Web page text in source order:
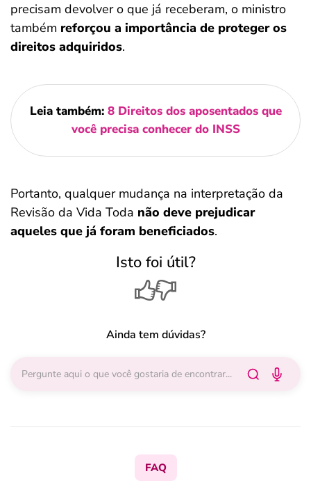
precisam devolver o que já receberam, o ministro
também reforçou a importância de proteger os
direitos adquiridos.
Leia também: 8 Direitos dos aposentados que
você precisa conhecer do INSS
Portanto, qualquer mudança na interpretação da
Revisão da Vida Toda não deve prejudicar
aqueles que já foram beneficiados.
Isto foi útil?
Ainda tem dúvidas?
FAQ